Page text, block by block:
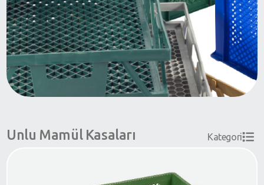
Unlu Mamül Kasaları Kategori